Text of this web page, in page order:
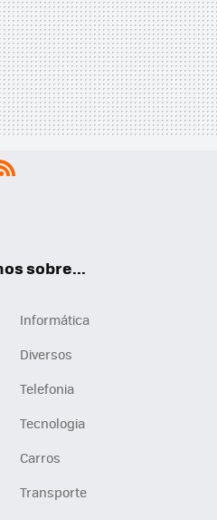
sobre...
Informática
Diversos
Telefonia
Tecnologia
Carros
Transporte